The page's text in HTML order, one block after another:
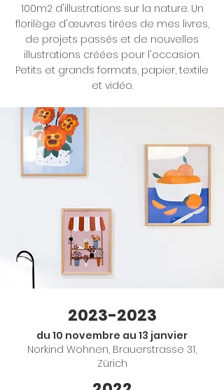
100m2 d'illustrations sur la nature. Un
florilège d'œuvres tirées de mes livres,
de projets passés et de nouvelles
illustrations créées pour l'occasion.
Petits et grands formats, papier, textile
et vidéo.
2023-2023
du 10 novembre au 13 janvier
Norkind Wohnen, Brauerstrasse 31,
Zürich